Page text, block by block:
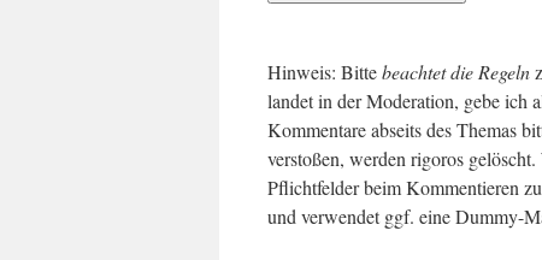
Hinweis: Bittebeachtet die Regeln
landet in der Moderation, gebe ich
Kommentare abseits des Themas
verstoßen, werden rigoros
Pflichtfelder beim Kommentieren
und verwendet ggf. eine Dummy-